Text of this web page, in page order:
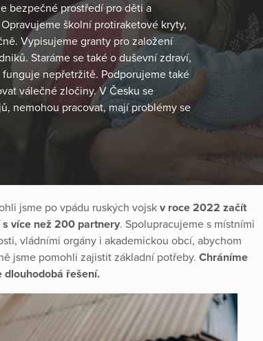
bezpečné prostředí pro děti a
školní protiraketové kryty,
Vypisujeme granty pro založení
Staráme se také o duševní zdraví,
nepřetržitě. Podporujeme také
válečné zločiny. V Česku se
‎nemohou pracovat, mají problémy se
jsme po vpádu ruských vojsk v roce 2022 začít
více než 200 partnery. Spolupracujeme s místními
vládními orgány i akademickou obcí, abychom
jsme pomohli zajistit základní potřeby. Chráníme
dlouhodobá řešení.